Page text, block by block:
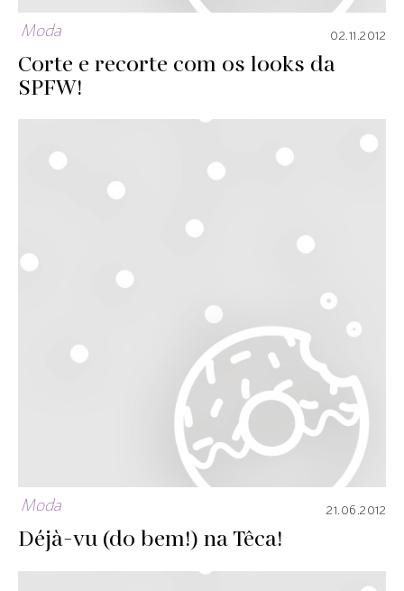
Moda 02.11.2012
Corte e recorte com os looks da
SPFW!
Moda 21.06.2012
Déjà-vu (do bem!) na Têca!